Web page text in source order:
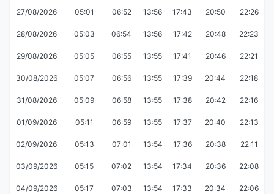
27/08/2026 05:01 06:52 13:56 17:43 20:50 22:26
28/08/2026 05:03 06:54 13:56 17:42 20:48 22:23
29/08/2026 05:05 06:55 13:55 17:41 20:46 22:21
30/08/2026 05:07 06:56 13:55 17:39 20:44 22:18
31/08/2026 05:09 06:58 13:55 17:38 20:42 22:16
01/09/2026 05:11 06:59 13:55 17:37 20:40 22:13
02/09/2026 05:13 07:01 13:54 17:36 20:38 22:11
03/09/2026 05:15 07:02 13:54 17:34 20:36 22:08
04/09/2026 05:17 07:03 13:54 17:33 20:34 22:06